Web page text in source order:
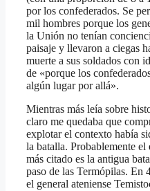
por los confederados. Se
mil hombres porque los
la Unión no tenían
paisaje y llevaron a ciegas
muerte a sus soldados con
de «porque los
algún lugar por allá».
Mientras más leía sobre
claro me quedaba que
explotar el contexto había
la batalla. Probablemente el
más citado es la antigua
paso de las Termópilas. En
el general ateniense